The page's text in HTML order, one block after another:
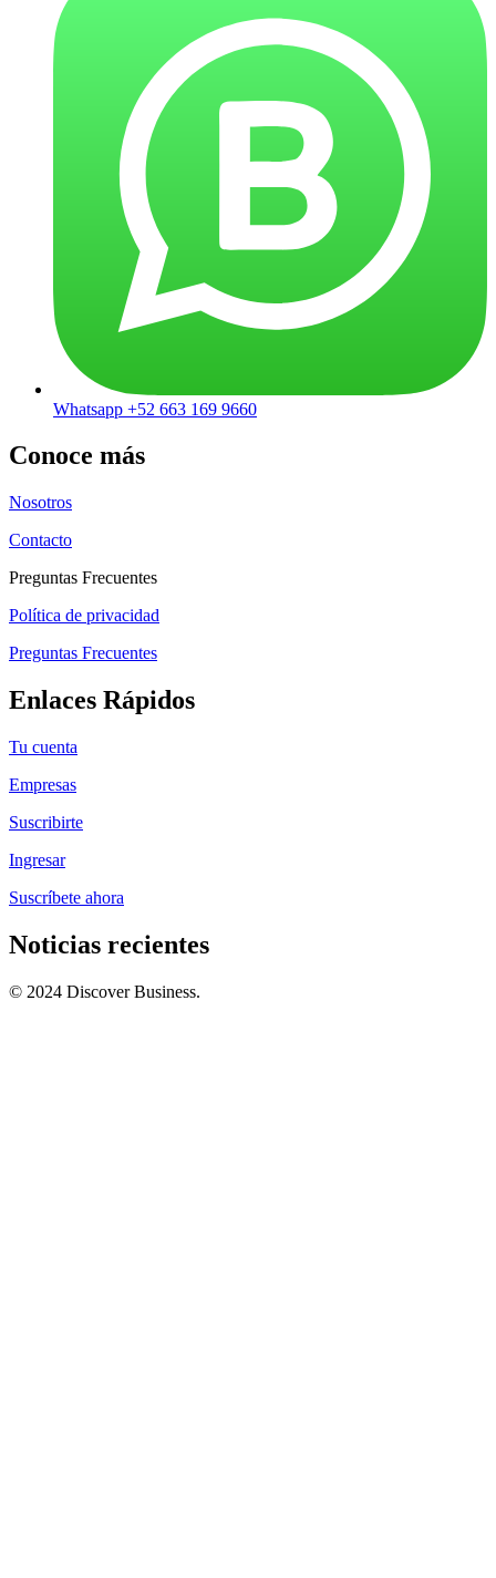
Whatsapp +52 663 169 9660
Conoce más
Nosotros
Contacto
Preguntas Frecuentes
Política de privacidad
Preguntas Frecuentes
Enlaces Rápidos
Tu cuenta
Empresas
Suscribirte
Ingresar
Suscríbete ahora
Noticias recientes
© 2024 Discover Business.